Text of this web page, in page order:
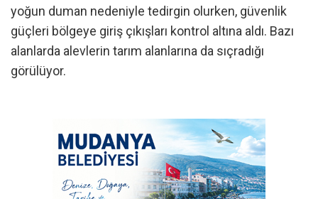
yoğun duman nedeniyle tedirgin olurken, güvenlik
güçleri bölgeye giriş çıkışları kontrol altına aldı. Bazı
alanlarda alevlerin tarım alanlarına da sıçradığı
görülüyor.